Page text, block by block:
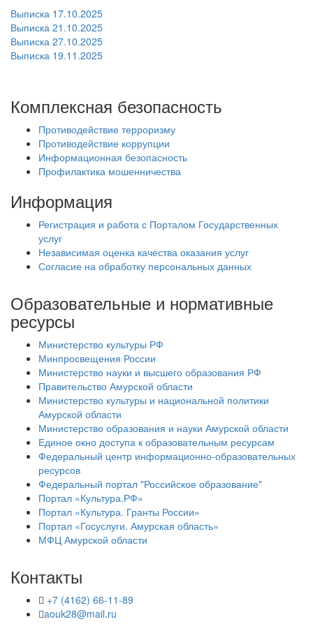
Выписка 17.10.2025
Выписка 21.10.2025
Выписка 27.10.2025
Выписка 19.11.2025
Комплексная безопасность
Противодействие терроризму
Противодействие коррупции
Информационная безопасность
Профилактика мошенничества
Информация
Регистрация и работа с Порталом Государственных
услуг
Независимая оценка качества оказания услуг
Согласие на обработку персональных данных
Образовательные и нормативные
ресурсы
Министерство культуры РФ
Минпросвещения России
Министерство науки и высшего образования РФ
Правительство Амурской области
Министерство культуры и национальной политики
Амурской области
Министерство образования и науки Амурской области
Единое окно доступа к образовательным ресурсам
Федеральный центр информационно-образовательных
ресурсов
Федеральный портал "Российское образование"
Портал «Культура.РФ»
Портал «Культура. Гранты России»
Портал «Госуслуги. Амурская область»
МФЦ Амурской области
Контакты
+7 (4162) 66-11-89
aouk28@mail.ru